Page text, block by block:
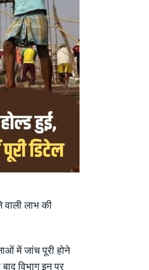
वाली लाभ की
में जांच पूरी होने
विभाग इन पर